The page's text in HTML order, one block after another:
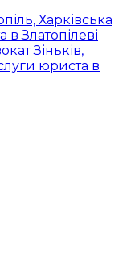
Харківська
Златопілеві
Зіньків,
юриста в